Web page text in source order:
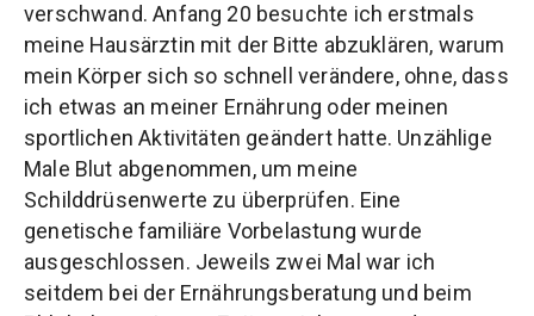
verschwand. Anfang 20 besuchte ich erstmals
meine Hausärztin mit der Bitte abzuklären, warum
mein Körper sich so schnell verändere, ohne, dass
ich etwas an meiner Ernährung oder meinen
sportlichen Aktivitäten geändert hatte. Unzählige
Male Blut abgenommen, um meine
Schilddrüsenwerte zu überprüfen. Eine
genetische familiäre Vorbelastung wurde
ausgeschlossen. Jeweils zwei Mal war ich
seitdem bei der Ernährungsberatung und beim